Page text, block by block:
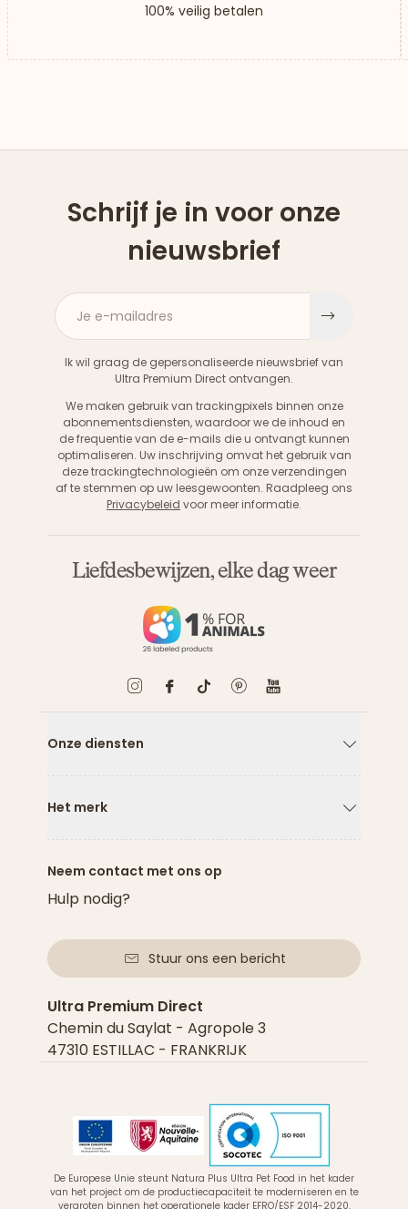
100% veilig betalen
Schrijf je in voor onze
nieuwsbrief
Je e-mailadres
Ik wil graag de gepersonaliseerde nieuwsbrief van
Ultra Premium Direct ontvangen.
We maken gebruik van trackingpixels binnen onze
abonnementsdiensten, waardoor we de inhoud en
de frequentie van de e-mails die u ontvangt kunnen
optimaliseren. Uw inschrijving omvat het gebruik van
deze trackingtechnologieën om onze verzendingen
af te stemmen op uw leesgewoonten. Raadpleeg ons
Privacybeleid voor meer informatie.
Liefdesbewijzen, elke dag weer
Onze diensten
Het merk
Neem contact met ons op
Hulp nodig?
Stuur ons een bericht
Ultra Premium Direct
Chemin du Saylat - Agropole 3
47310 ESTILLAC - FRANKRIJK
De Europese Unie steunt Natura Plus Ultra Pet Food in het kader
van het project om de productiecapaciteit te moderniseren en te
vergroten binnen het operationele kader EFRO/ESF 2014-2020.